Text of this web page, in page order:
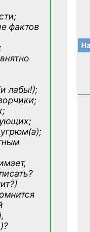
фактов
лабы!);